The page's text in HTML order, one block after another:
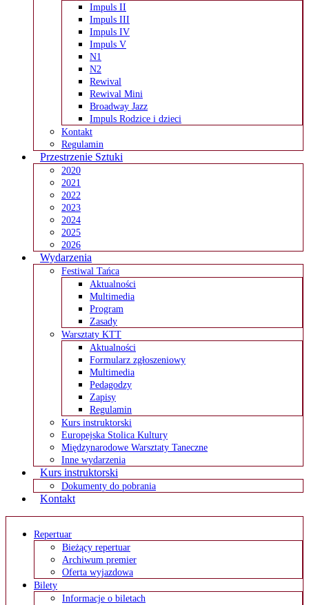
Impuls II
Impuls III
Impuls IV
Impuls V
N1
N2
Rewival
Rewival Mini
Broadway Jazz
Impuls Rodzice i dzieci
Kontakt
Regulamin
Przestrzenie Sztuki
2020
2021
2022
2023
2024
2025
2026
Wydarzenia
Festiwal Tańca
Aktualności
Multimedia
Program
Zasady
Warsztaty KTT
Aktualności
Formularz zgłoszeniowy
Multimedia
Pedagodzy
Zapisy
Regulamin
Kurs instruktorski
Europejska Stolica Kultury
Międzynarodowe Warsztaty Taneczne
Inne wydarzenia
Kurs instruktorski
Dokumenty do pobrania
Kontakt
Repertuar
Bieżący repertuar
Archiwum premier
Oferta wyjazdowa
Bilety
Informacje o biletach